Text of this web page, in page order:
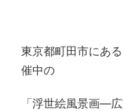
東京都町田市にあ
催中の
「浮世絵風景画―